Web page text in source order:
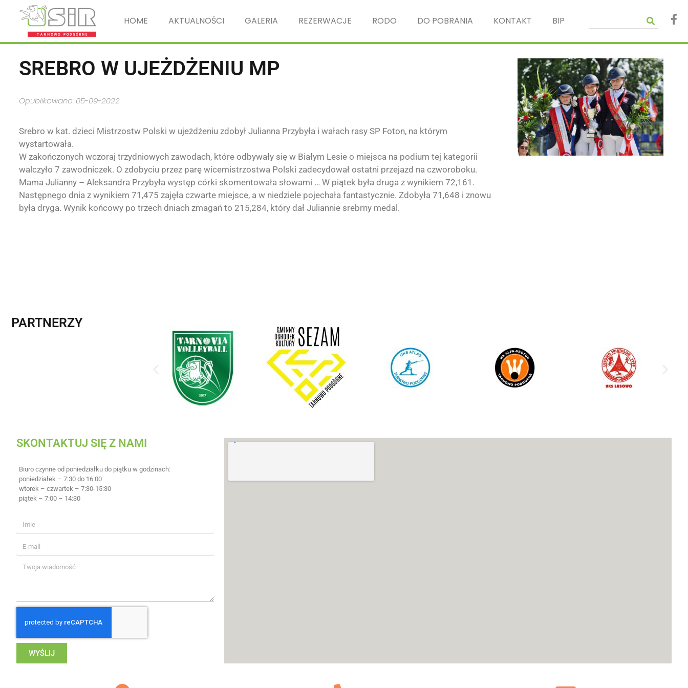
HOME AKTUALNOŚCI GALERIA REZERWACJE RODO DO POBRANIA KONTAKT BIP
SREBRO W UJEŻDŻENIU MP
Opublikowano: 05-09-2022
Srebro w kat. dzieci Mistrzostw Polski w ujeżdżeniu zdobył Julianna Przybyła i wałach rasy SP Foton, na którym
wystartowała.
W zakończonych wczoraj trzydniowych zawodach, które odbywały się w Białym Lesie o miejsca na podium tej kategorii
walczyło 7 zawodniczek. O zdobyciu przez parę wicemistrzostwa Polski zadecydował ostatni przejazd na czworoboku.
Mama Julianny – Aleksandra Przybyła występ córki skomentowała słowami … W piątek była druga z wynikiem 72,161.
Następnego dnia z wynikiem 71,475 zajęła czwarte miejsce, a w niedziele pojechała fantastycznie. Zdobyła 71,648 i znowu
była dryga. Wynik końcowy po trzech dniach zmagań to 215,284, który dał Juliannie srebrny medal.
PARTNERZY
SKONTAKTUJ SIĘ Z NAMI
Biuro czynne od poniedziałku do piątku w godzinach:
poniedziałek – 7:30 do 16:00
wtorek – czwartek – 7:30-15:30
piątek – 7:00 – 14:30
WYŚLIJ